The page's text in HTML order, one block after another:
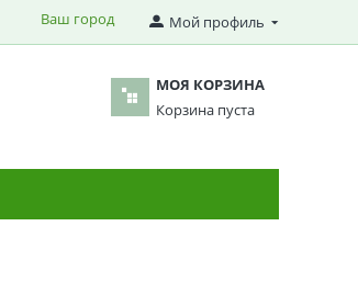
Мой профиль
Ваш город
МОЯ КОРЗИНА
Корзина пуста